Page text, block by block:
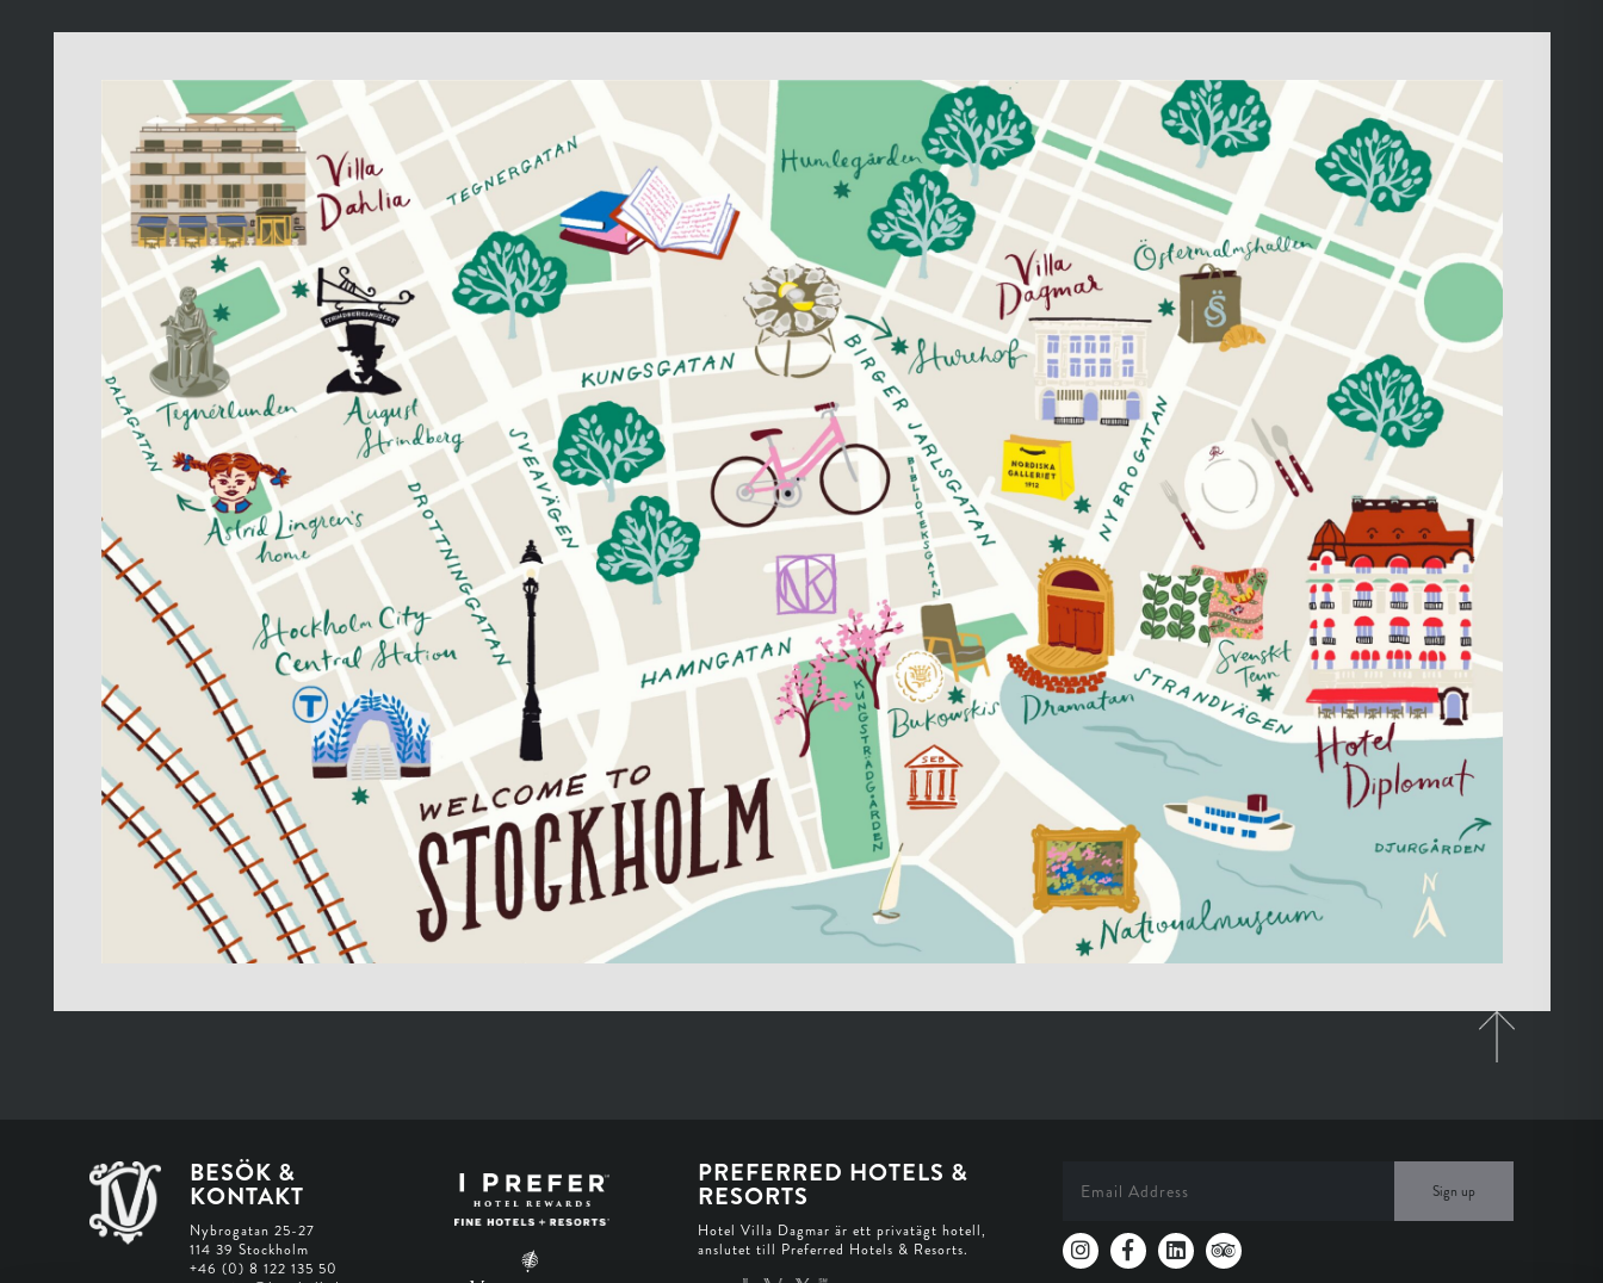
BESÖK &
KONTAKT
Nybrogatan 25-27
114 39 Stockholm
+46 (0) 8 122 135 50
PREFERRED HOTELS &
RESORTS
Hotel Villa Dagmar är ett privatägt hotell,
anslutet till Preferred Hotels & Resorts.
Sign up